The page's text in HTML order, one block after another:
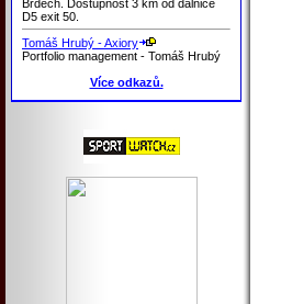
Brdech. Dostupnost 3 km od dálnice
D5 exit 50.
Tomáš Hrubý - Axiory
Portfolio management - Tomáš Hrubý
Více odkazů.